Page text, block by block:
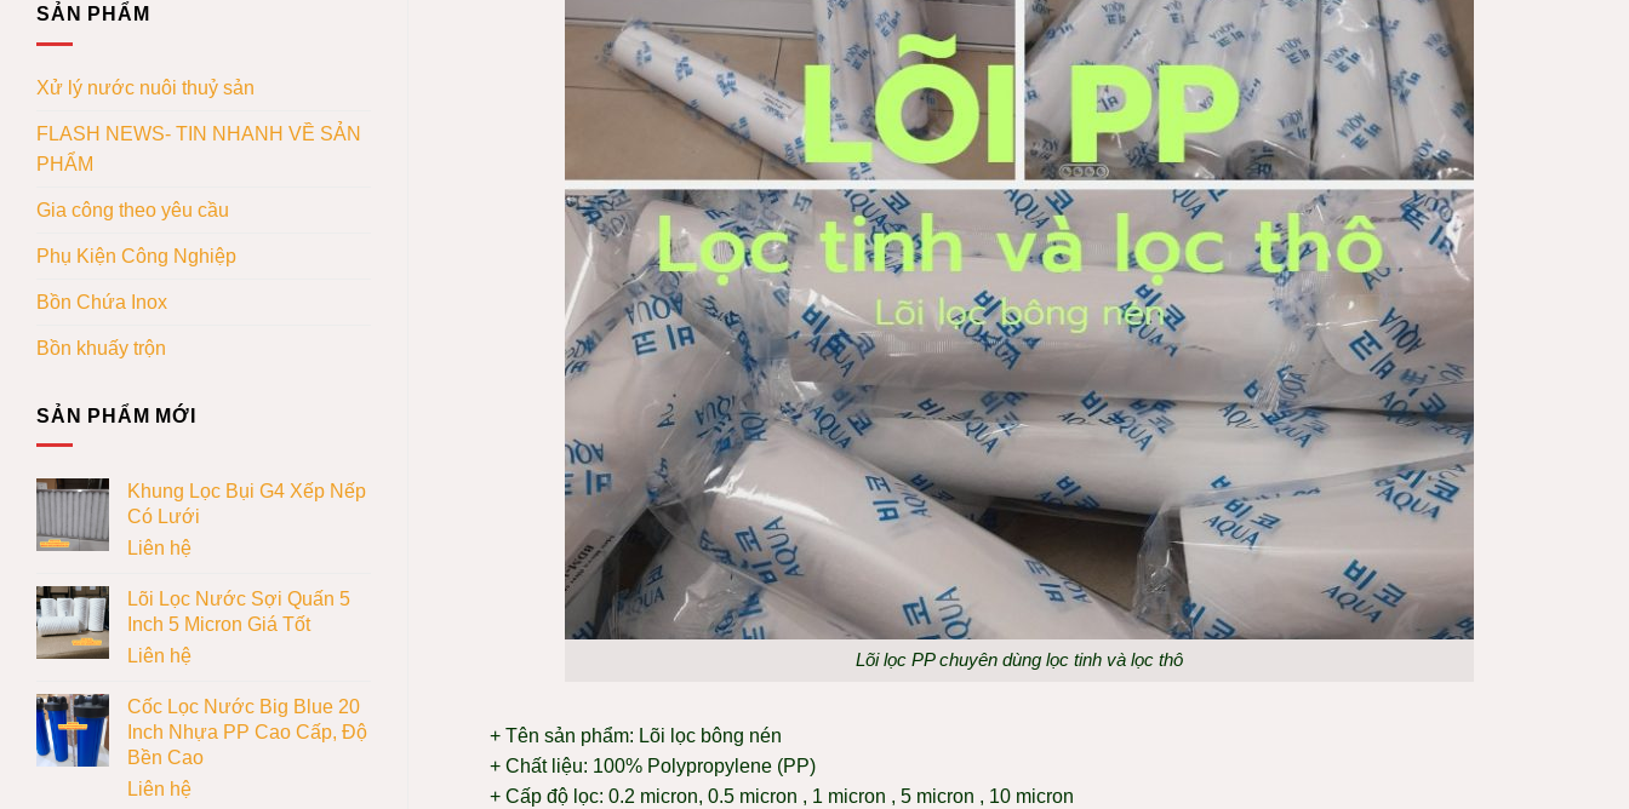
SẢN PHẨM
Xử lý nước nuôi thuỷ sản
FLASH NEWS- TIN NHANH VỀ SẢN
PHẨM
Gia công theo yêu cầu
Phụ Kiện Công Nghiệp
Bồn Chứa Inox
Bồn khuấy trộn
SẢN PHẨM MỚI
Khung Lọc Bụi G4 Xếp Nếp
Có Lưới
Liên hệ
Lõi Lọc Nước Sợi Quấn 5
Inch 5 Micron Giá Tốt
Liên hệ
Cốc Lọc Nước Big Blue 20
Inch Nhựa PP Cao Cấp, Độ
Bền Cao
Liên hệ
Lõi lọc PP chuyên dùng lọc tinh và lọc thô
+ Tên sản phẩm: Lõi lọc bông nén
+ Chất liệu: 100% Polypropylene (PP)
+ Cấp độ lọc: 0.2 micron, 0.5 micron , 1 micron , 5 micron , 10 micron